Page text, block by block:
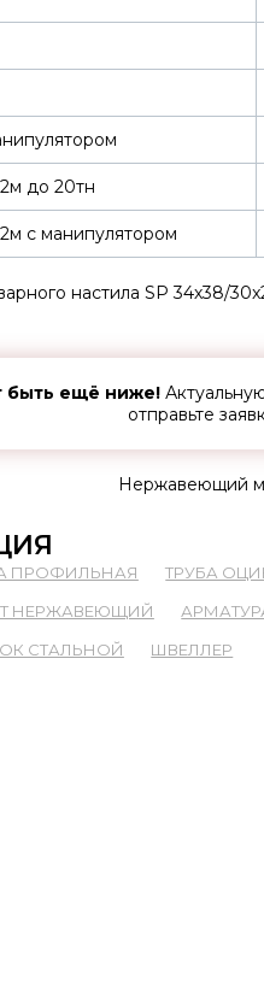
до 20тн
с манипулятором
настила SP 34х38/
быть ещё ниже!
отправьте
Нержавеющий
ПРОФИЛЬНАЯ ТРУБА
НЕРЖАВЕЮЩИЙ
СТАЛЬНОЙ ШВЕЛЛЕР